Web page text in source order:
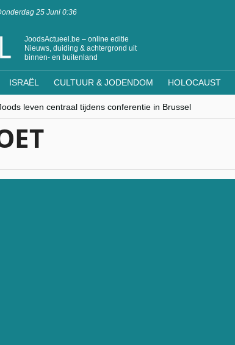
25 Juni 0:36
JoodsActueel.be – online editie
Nieuws, duiding & achtergrond uit
binnen- en buitenland
ISRAËL CULTUUR & JODENDOM HOLOCAUST
leven centraal tijdens conferentie in Brussel
Westen minderheden begrijpt”, Jinnih Beels (Vooruit)
van Oost-Europa
met Mishpacha voor kosher travel en simchas